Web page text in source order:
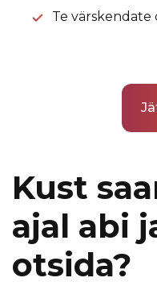
Te värskendate
Kust
ajal abi
otsida?